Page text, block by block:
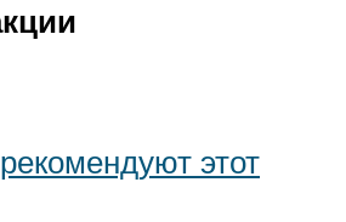
этот